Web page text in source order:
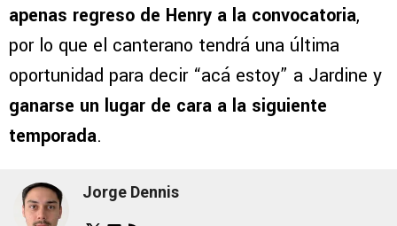
apenas regreso de Henry a la convocatoria,
por lo que el canterano tendrá una última
oportunidad para decir “acá estoy” a Jardine y
ganarse un lugar de cara a la siguiente
temporada.
Jorge Dennis